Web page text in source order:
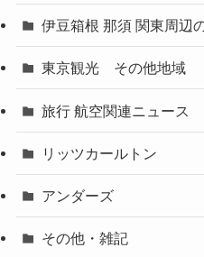
伊豆箱根 那須 関東周辺
東京観光 その他地域
旅行 航空関連ニュース
リッツカールトン
アンダーズ
その他・雑記